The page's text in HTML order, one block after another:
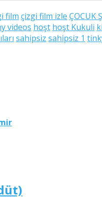
film çizgi film izle ÇOCUK
videos hoşt hoşt Kukuli
sahipsiz sahipsiz 1